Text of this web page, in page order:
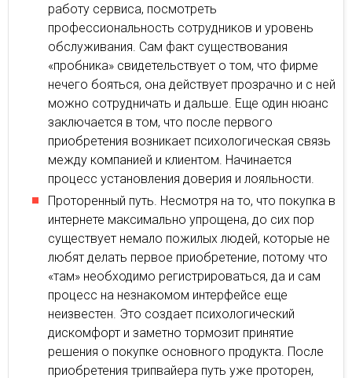
работу сервиса, посмотреть
профессиональность сотрудников и уровень
обслуживания. Сам факт существования
«пробника» свидетельствует о том, что фирме
нечего бояться, она действует прозрачно и с ней
можно сотрудничать и дальше. Еще один нюанс
заключается в том, что после первого
приобретения возникает психологическая связь
между компанией и клиентом. Начинается
процесс установления доверия и лояльности.
Проторенный путь. Несмотря на то, что покупка в
интернете максимально упрощена, до сих пор
существует немало пожилых людей, которые не
любят делать первое приобретение, потому что
«там» необходимо регистрироваться, да и сам
процесс на незнакомом интерфейсе еще
неизвестен. Это создает психологический
дискомфорт и заметно тормозит принятие
решения о покупке основного продукта. После
приобретения трипвайера путь уже проторен,